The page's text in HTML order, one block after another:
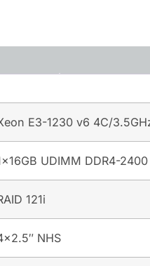
E3-1230 v6 4C/
UDIMM DDR4-2400
121i
NHS